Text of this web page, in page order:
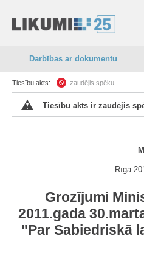
Darbības ar dokumentu
Tiesību akts: zaudējis spēku
Tiesību akts ir zaudējis
Rīgā
Grozījumi
2011.gada
"Par Sabiedriskā